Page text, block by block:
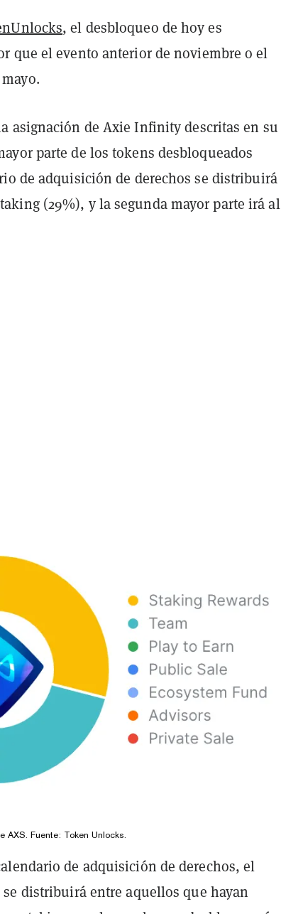
, el desbloqueo de hoy es
que el evento anterior de noviembre o el
asignación de Axie Infinity descritas en su
parte de los tokens desbloqueados
de adquisición de derechos se distribuirá
(29%), y la segunda mayor parte irá al
AXS. Fuente: Token Unlocks.
de adquisición de derechos, el
distribuirá entre aquellos que hayan